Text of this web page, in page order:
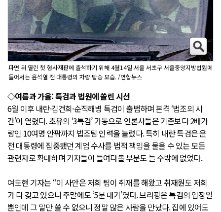
파면 뒤 열린 첫 형사재판에 출석하기 위해 4월14일 서울 서초구 서울중앙지방법원에
들어서는 윤석열 전 대통령의 차량 탑승 모습. /연합뉴스
◇여름과 가을: 특검과 법원에 쏠린 시선
6월 이후 내란·김건희·순직해병 특검이 출범하며 본격 ‘법조의 시
간’이 열렸다. 초유의 ‘3특검’ 가동으로 언론사들은 기존보다 2배가
량인 10여명 안팎까지 법조팀 인력을 늘렸다. 특히 내란 특검은 윤
전 대통령에 집중됐던 계엄 수사를 법적 책임을 물을 수 있는 모든
관련자로 확대하며 기자들이 들여다볼 부분도 늘 수밖에 없었다.
여도현 기자는 “이 사안은 저희 팀이 취재를 해왔고 취재원도 저희
가 다 갖고 있으니 주말에도 ‘5분 대기’였다. 브리핑은 특검의 입장일
뿐인데 그 말만 쓸 수 없으니 정말 많은 사람을 만났다. 집에 있어도